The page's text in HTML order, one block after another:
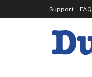
Support FAQ